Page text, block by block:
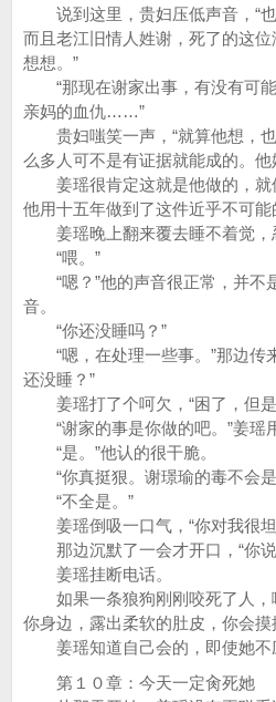
说到这里，贵妇压低声音，“也
而且老江旧情人姓谢，死了的这
想想。”
“那现在谢家出事，有没有可能
亲妈的血仇……”
贵妇嗤笑一声，“就算他想，也
么多人可不是有证据就能成的。他
姜瑶很肯定这就是他做的，就
他用十五年做到了这件近乎不可能
姜瑶晚上翻来覆去睡不着觉，
“喂。”
“嗯？”他的声音很正常，并不
音。
“你还没睡吗？”
“嗯，在处理一些事。”那边传
还没睡？”
姜瑶打了个呵欠，“困了，但是
“谢家的事是你做的吧。”姜瑶
“是。”他认的很干脆。
“你真挺狠。谢璟瑜的毒不会是
“不全是。”
姜瑶倒吸一口气，“你对我很坦
那边沉默了一会才开口，“你说
姜瑶挂断电话。
如果一条狼狗刚刚咬死了人，
你身边，露出柔软的肚皮，你会摸
姜瑶知道自己会的，即使她不
第１０章：今天一定肏死她